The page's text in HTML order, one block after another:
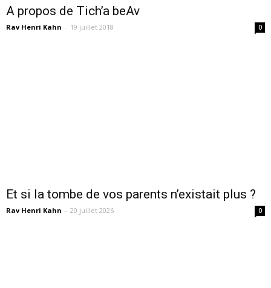
A propos de Tich’a beAv
Rav Henri Kahn - 19 juillet 2018 0
Et si la tombe de vos parents n’existait plus ?
Rav Henri Kahn - 20 juillet 2026 0